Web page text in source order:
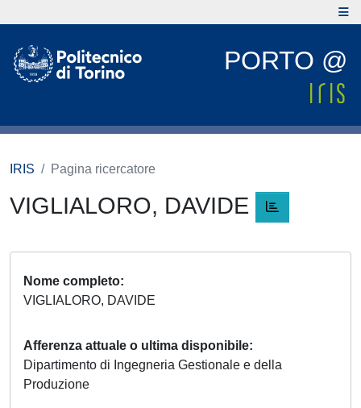
PORTO @
IRIS Pagina ricercatore
VIGLIALORO, DAVIDE
Nome completo
VIGLIALORO, DAVIDE
Afferenza attuale o ultima disponibile
Dipartimento di Ingegneria Gestionale e della
Produzione